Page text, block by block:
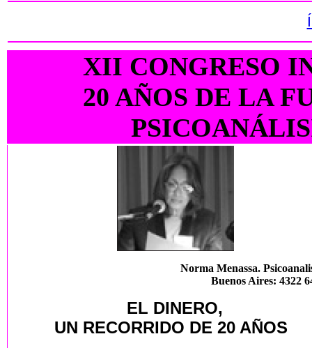
XII CONGRESO
20 AÑOS DE LA
Norma Menassa.
Buenos Aires: 4322
EL DINERO,
UN RECORRIDO DE 20 AÑOS